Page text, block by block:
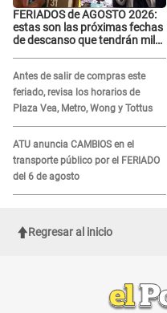
FERIADOS de AGOSTO 2026:
estas son las próximas fechas
de descanso que tendrán miles
Antes de salir de compras este
feriado, revisa los horarios de
Plaza Vea, Metro, Wong y Tottus
ATU anuncia CAMBIOS en el
transporte público por el FERIADO
del 6 de agosto
Regresar al inicio